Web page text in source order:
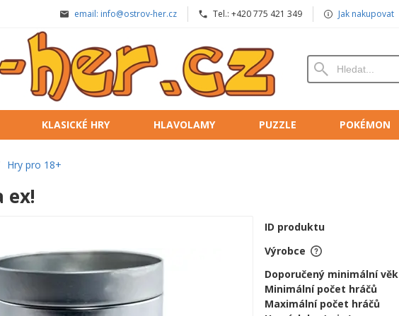
email: info@ostrov-her.cz Tel.: +420 775 421 349 Jak nakupovat
KLASICKÉ HRY HLAVOLAMY PUZZLE POKÉMON
Hry pro 18+
ex!
ID produktu
Výrobce
Doporučený minimální věk
Minimální počet hráčů
Maximální počet hráčů